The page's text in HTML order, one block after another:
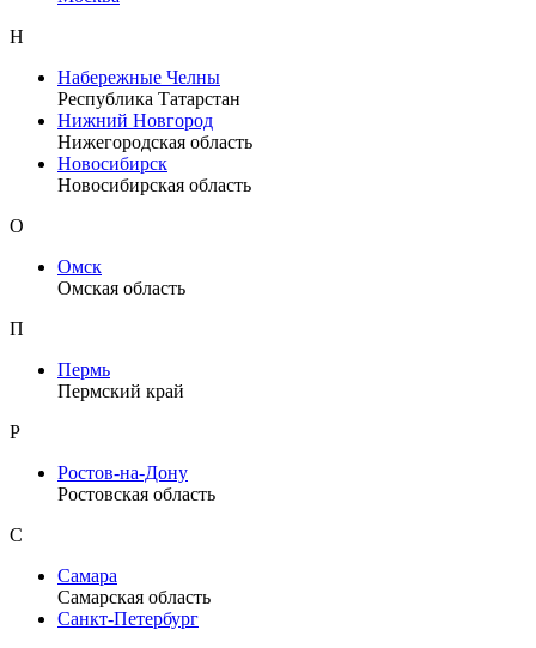
Н
Набережные Челны
Республика Татарстан
Нижний Новгород
Нижегородская область
Новосибирск
Новосибирская область
О
Омск
Омская область
П
Пермь
Пермский край
Р
Ростов-на-Дону
Ростовская область
С
Самара
Самарская область
Санкт-Петербург